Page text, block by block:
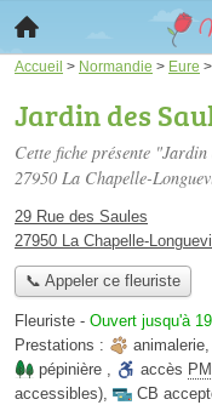
Accueil > Normandie > Eure >
Jardin des
Cette fiche présente
27950 La Chapelle-
29 Rue des Saules
27950 La Chapelle-
📞 Appeler ce fleuriste
Fleuriste - Ouvert jusqu'à
Prestations :
animalerie,
pépinière , accès
accessibles), CB